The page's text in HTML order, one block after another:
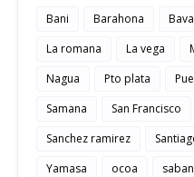
Bani Barahona
La romana
La vega
Nagua
Pto plata
Samana
San Francisco
Sanchez ramirez
Yamasa
ocoa